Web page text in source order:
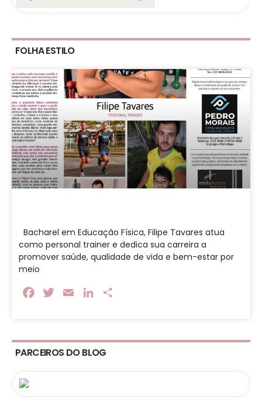
FOLHA ESTILO
Bacharel em Educação Física, Filipe Tavares atua
como personal trainer e dedica sua carreira a
promover saúde, qualidade de vida e bem-estar por
meio
FacebookTwitterEmail LinkedIn
PARCEIROS DO BLOG